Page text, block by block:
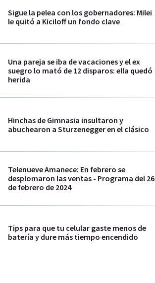
Sigue la pelea con los gobernadores: Milei
le quitó a Kiciloff un fondo clave
Una pareja se iba de vacaciones y el ex
suegro lo mató de 12 disparos: ella quedó
herida
Hinchas de Gimnasia insultaron y
abuchearon a Sturzenegger en el clásico
Telenueve Amanece: En febrero se
desplomaron las ventas - Programa del 26
de febrero de 2024
Tips para que tu celular gaste menos de
batería y dure más tiempo encendido